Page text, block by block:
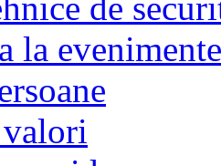
la evenimente